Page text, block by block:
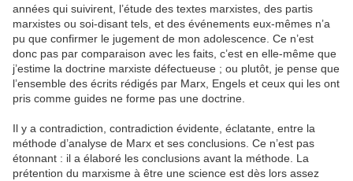
années qui suivirent, l’étude des textes marxistes, des partis
marxistes ou soi-disant tels, et des événements eux-mêmes n’a
pu que confirmer le jugement de mon adolescence. Ce n’est
donc pas par comparaison avec les faits, c’est en elle-même que
j’estime la doctrine marxiste défectueuse ; ou plutôt, je pense que
l’ensemble des écrits rédigés par Marx, Engels et ceux qui les ont
pris comme guides ne forme pas une doctrine.
Il y a contradiction, contradiction évidente, éclatante, entre la
méthode d’analyse de Marx et ses conclusions. Ce n’est pas
étonnant : il a élaboré les conclusions avant la méthode. La
prétention du marxisme à être une science est dès lors assez